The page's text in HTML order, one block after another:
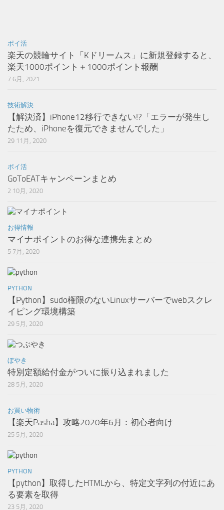
ポイ活
楽天の競輪サイト「Kドリームス」に新規登録すると、
楽天1000ポイント＋1000ポイント報酬
7 6月, 2021
技術解決
【解決済】iPhone12移行できない!?「エラーが発生し
たため、iPhoneを復元できませんでした」
29 11月, 2020
ポイ活
GoToEATキャンペーンまとめ
2 10月, 2020
お得情報
マイナポイントのお得な連携先まとめ
5 7月, 2020
PYTHON
【Python】sudo権限のないLinuxサーバーでwebスクレ
イピング環境構築
29 5月, 2020
ぼやき
特別定額給付金がついに振り込まれました
28 5月, 2020
お買い物術
【楽天Pasha】攻略2020年6月：初心者向け
25 5月, 2020
PYTHON
【python】取得したHTMLから、特定文字列の付近にあ
る要素を取得
23 5月, 2020